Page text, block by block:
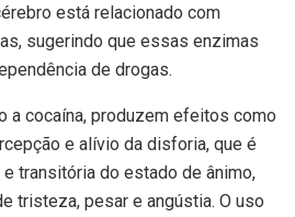
está relacionado com
sugerindo que essas enzimas
de drogas.
a cocaína, produzem efeitos como
e alívio da disforia, que é
e transitória do estado de ânimo,
tristeza, pesar e angústia. O uso